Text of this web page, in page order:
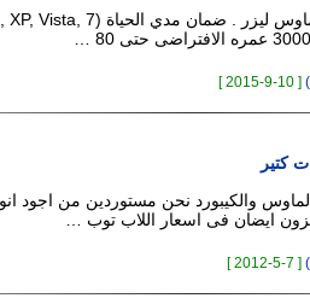
[ 10-9-2015 ]
كتير
والكيبورد نحن مستوردين من اجود
ايضان فى اسعار اللاب توب …
[ 7-5-2012 ]